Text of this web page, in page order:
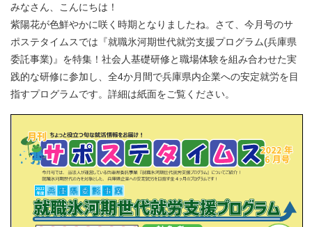
みなさん、こんにちは！
紫陽花が色鮮やかに咲く時期となりましたね。さて、今月号のサ
ポステタイムスでは『就職氷河期世代就労支援プログラム(兵庫県
委託事業)』を特集！社会人基礎研修と職場体験を組み合わせた実
践的な研修に参加し、全4か月間で兵庫県内企業への安定就労を目
指すプログラムです。詳細は紙面をご覧ください。